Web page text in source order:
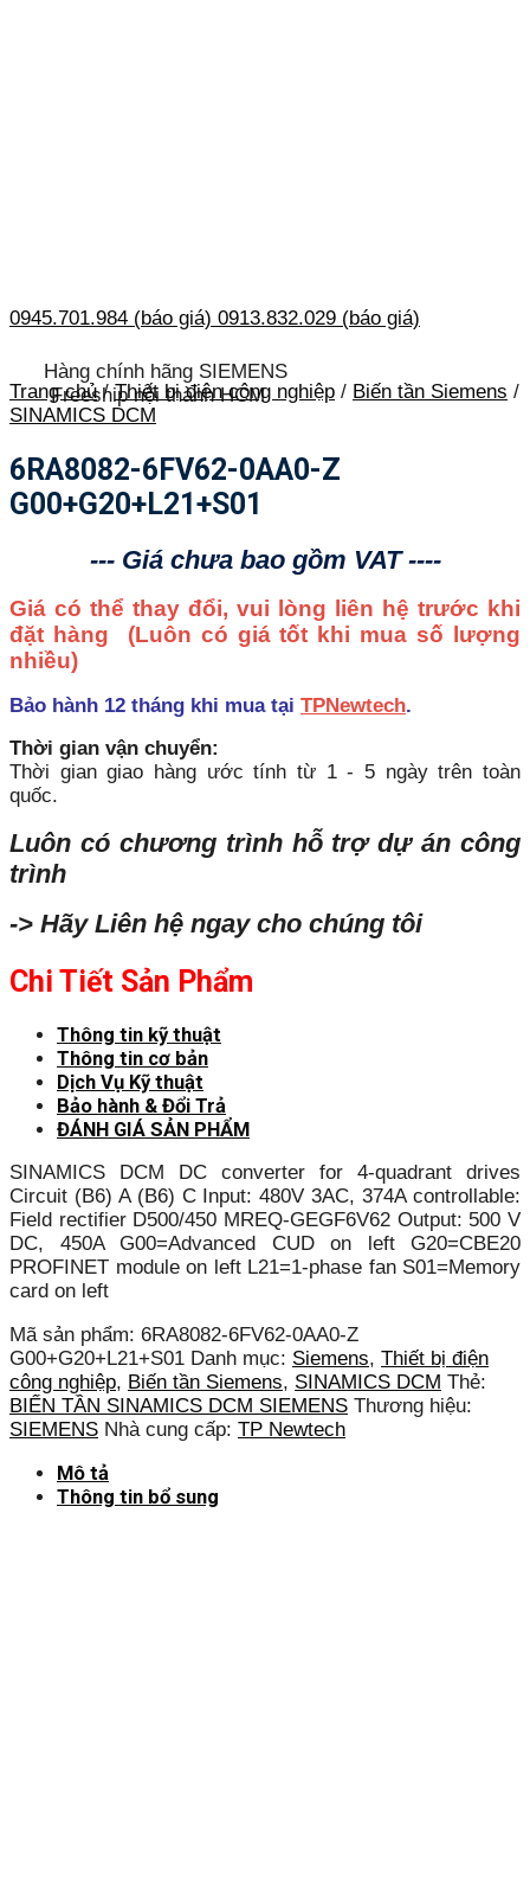
0945.701.984 (báo giá) 0913.832.029 (báo giá)
Hàng chính hãng SIEMENS
Freeship nội thành HCM
Trang chủ / Thiết bị điện công nghiệp / Biến tần Siemens /
SINAMICS DCM
6RA8082-6FV62-0AA0-Z
G00+G20+L21+S01
--- Giá chưa bao gồm VAT ----
Giá có thể thay đổi, vui lòng liên hệ trước khi
đặt hàng (Luôn có giá tốt khi mua số lượng
nhiều)
Bảo hành 12 tháng khi mua tại TPNewtech.
Thời gian vận chuyển:
Thời gian giao hàng ước tính từ 1 - 5 ngày trên toàn
quốc.
Luôn có chương trình hỗ trợ dự án công
trình
-> Hãy Liên hệ ngay cho chúng tôi
Chi Tiết Sản Phẩm
Thông tin kỹ thuật
Thông tin cơ bản
Dịch Vụ Kỹ thuật
Bảo hành & Đổi Trả
ĐÁNH GIÁ SẢN PHẨM
SINAMICS DCM DC converter for 4-quadrant drives
Circuit (B6) A (B6) C Input: 480V 3AC, 374A controllable:
Field rectifier D500/450 MREQ-GEGF6V62 Output: 500 V
DC, 450A G00=Advanced CUD on left G20=CBE20
PROFINET module on left L21=1-phase fan S01=Memory
card on left
Mã sản phẩm: 6RA8082-6FV62-0AA0-Z
G00+G20+L21+S01 Danh mục: Siemens, Thiết bị điện
công nghiệp, Biến tần Siemens, SINAMICS DCM Thẻ:
BIẾN TẦN SINAMICS DCM SIEMENS Thương hiệu:
SIEMENS Nhà cung cấp: TP Newtech
Mô tả
Thông tin bổ sung